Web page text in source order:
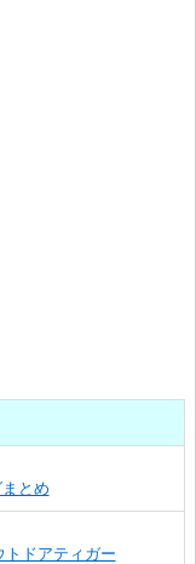
とめ
トドアティガー